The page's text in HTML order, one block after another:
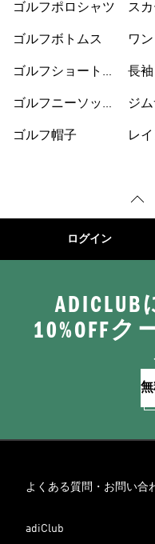
ゴルフポロシャツ
ゴルフボトムス
ゴルフショートパ
ゴルフニーソック
ゴルフ帽子
スカ
ワ
長
ジ
レ
ログイン
10%OFF
よくある質問・お問い合
adiClub